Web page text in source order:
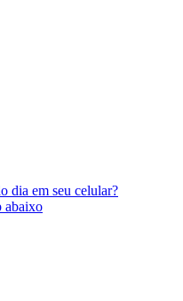
dia em seu celular?
abaixo